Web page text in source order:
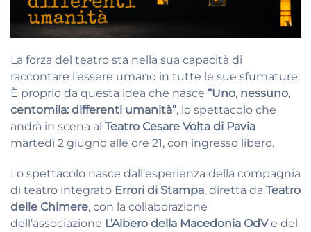
La forza del teatro sta nella sua capacità di
raccontare l’essere umano in tutte le sue sfumature.
È proprio da questa idea che nasce “Uno, nessuno,
centomila: differenti umanità”, lo spettacolo che
andrà in scena al Teatro Cesare Volta di Pavia
martedì 2 giugno alle ore 21, con ingresso libero.
Lo spettacolo nasce dall’esperienza della compagnia
di teatro integrato Errori di Stampa, diretta da Teatro
delle Chimere, con la collaborazione
dell’associazione L’Albero della Macedonia OdVe del